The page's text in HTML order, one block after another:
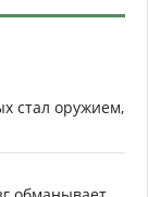
стал оружием,